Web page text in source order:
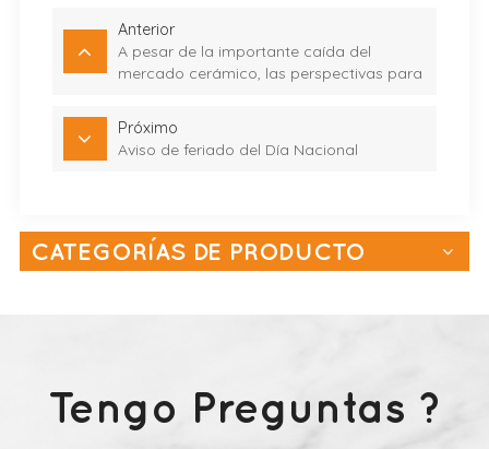
Anterior
A pesar de la importante caída del
mercado cerámico, las perspectivas para
siendo prometedoras
Próximo
Aviso de feriado del Día Nacional
CATEGORÍAS DE PRODUCTO
Tengo Preguntas ?